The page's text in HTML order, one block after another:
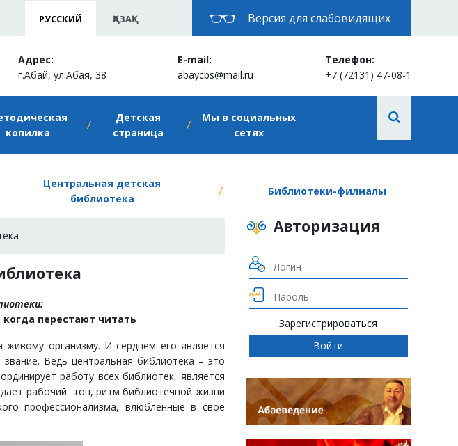
РУССКИЙ ҚАЗАҚ Версия для слабовидящих
Адрес:
г.Абай, ул.Абая, 38
E-mail:
abaycbs@mail.ru
Телефон:
+7 (72131) 47-08-1
копилка
Детская
страница
Мы в социальных
сетях
Центральная детская
библиотека
Библиотеки-филиалы
перестают читать
живому организму. И сердцем его является
Ведь центральная библиотека – это
работу всех библиотек, является
рабочий тон, ритм библиотечной жизни
профессионализма, влюбленные в свое
Авторизация
Зарегистрироваться